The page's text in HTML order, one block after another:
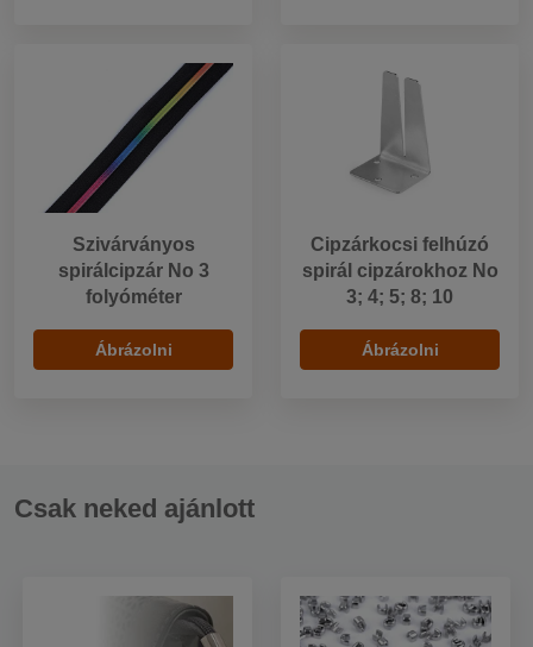
Szivárványos
spirálcipzár No 3
folyóméter
Ábrázolni
Cipzárkocsi felhúzó
spirál cipzárokhoz No
3; 4; 5; 8; 10
Ábrázolni
Csak neked ajánlott